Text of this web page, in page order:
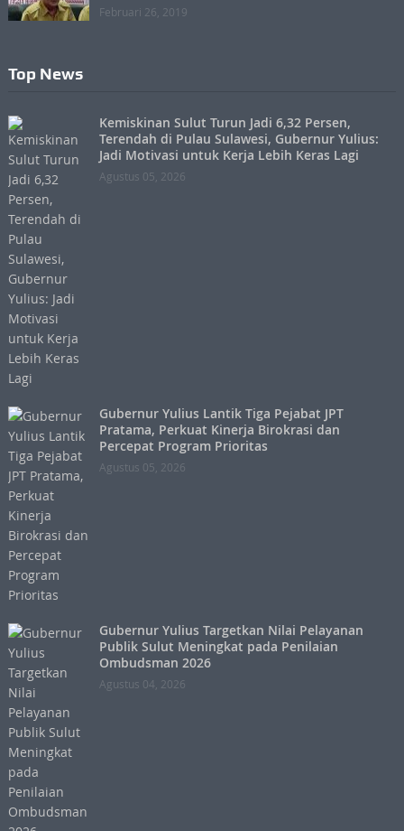
Februari 26, 2019
Top News
Kemiskinan Sulut Turun Jadi 6,32 Persen,
Terendah di Pulau Sulawesi, Gubernur Yulius:
Jadi Motivasi untuk Kerja Lebih Keras Lagi
Agustus 05, 2026
Gubernur Yulius Lantik Tiga Pejabat JPT
Pratama, Perkuat Kinerja Birokrasi dan
Percepat Program Prioritas
Agustus 05, 2026
Gubernur Yulius Targetkan Nilai Pelayanan
Publik Sulut Meningkat pada Penilaian
Ombudsman 2026
Agustus 04, 2026